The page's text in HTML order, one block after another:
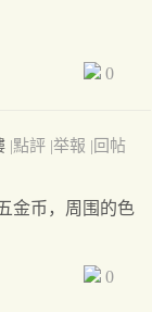
0
|點評 |举報 |回帖
金币，周围的色
0